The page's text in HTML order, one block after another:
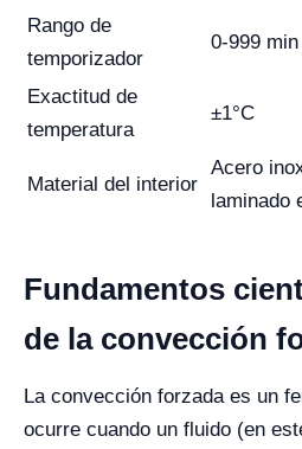
Rango de
temporizador
0-999 min
Exactitud de
temperatura
±1°C
Material del interior
Acero
laminado
Fundamentos
de la convección
La convección forzada es un
ocurre cuando un fluido (en